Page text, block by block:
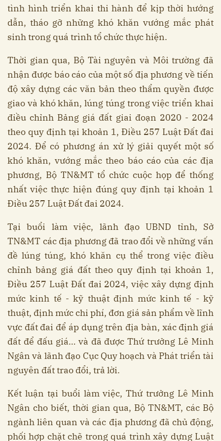
tình hình triển khai thi hành để kịp thời hướng
dẫn, tháo gỡ những khó khăn vướng mắc phát
sinh trong quá trình tổ chức thực hiện.
Thời gian qua, Bộ Tài nguyên và Môi trường đã
nhận được báo cáo của một số địa phương về tiến
độ xây dựng các văn bản theo thẩm quyền được
giao và khó khăn, lúng túng trong việc triển khai
điều chỉnh Bảng giá đất giai đoạn 2020 - 2024
theo quy định tại khoản 1, Điều 257 Luật Đất đai
2024. Để có phương án xử lý giải quyết một số
khó khăn, vướng mắc theo báo cáo của các địa
phương, Bộ TN&MT tổ chức cuộc họp để thống
nhất việc thực hiện đúng quy định tại khoản 1
Điều 257 Luật Đất đai 2024.
Tại buổi làm việc, lãnh đạo UBND tỉnh, Sở
TN&MT các địa phương đã trao đổi về những vấn
đề lúng túng, khó khăn cụ thể trong việc điều
chỉnh bảng giá đất theo quy định tại khoản 1,
Điều 257 Luật Đất đai 2024, việc xây dựng định
mức kinh tế - kỹ thuật định mức kinh tế - kỹ
thuật, định mức chi phí, đơn giá sản phẩm về lĩnh
vực đất đai để áp dụng trên địa bàn, xác định giá
đất để đấu giá… và đã được Thứ trưởng Lê Minh
Ngân và lãnh đạo Cục Quy hoạch và Phát triển tài
nguyên đất trao đổi, trả lời.
Kết luận tại buổi làm việc, Thứ trưởng Lê Minh
Ngân cho biết, thời gian qua, Bộ TN&MT, các Bộ
ngành liên quan và các địa phương đã chủ động,
phối hợp chặt chẽ trong quá trình xây dựng Luật